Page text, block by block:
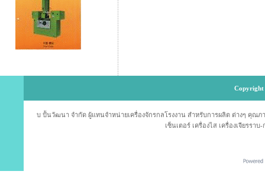
Copyright
บ ปั้นวัฒนา จำกัด ผู้แทนจำหน่ายเครื่องจักรกลโรงงาน สำหรับการผลิต ต่างๆ คุณภ
เซ็นเตอร์ เครื่องไส เครื่องเจียรรา